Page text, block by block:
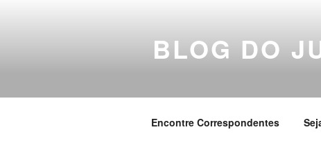
BLOG DO
Encontre Correspondentes